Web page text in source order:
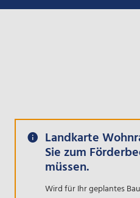
Landkarte
Sie zum
müssen.
Wird für Ihr geplantes